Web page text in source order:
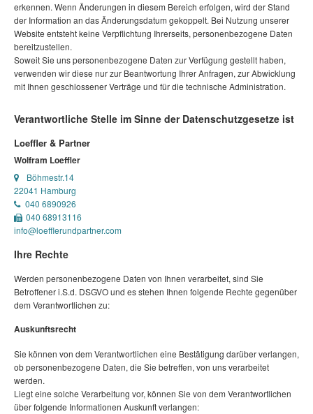
erkennen. Wenn Änderungen in diesem Bereich erfolgen, wird der Stand
der Information an das Änderungsdatum gekoppelt. Bei Nutzung unserer
Website entsteht keine Verpflichtung Ihrerseits, personenbezogene Daten
bereitzustellen.
Soweit Sie uns personenbezogene Daten zur Verfügung gestellt haben,
verwenden wir diese nur zur Beantwortung Ihrer Anfragen, zur Abwicklung
mit Ihnen geschlossener Verträge und für die technische Administration.
Verantwortliche Stelle im Sinne der Datenschutzgesetze ist
Loeffler & Partner
Wolfram Loeffler
Böhmestr.14
22041 Hamburg
040 6890926
040 68913116
info@loefflerundpartner.com
Ihre Rechte
Werden personenbezogene Daten von Ihnen verarbeitet, sind Sie
Betroffener i.S.d. DSGVO und es stehen Ihnen folgende Rechte gegenüber
dem Verantwortlichen zu:
Auskunftsrecht
Sie können von dem Verantwortlichen eine Bestätigung darüber verlangen,
ob personenbezogene Daten, die Sie betreffen, von uns verarbeitet
werden.
Liegt eine solche Verarbeitung vor, können Sie von dem Verantwortlichen
über folgende Informationen Auskunft verlangen: